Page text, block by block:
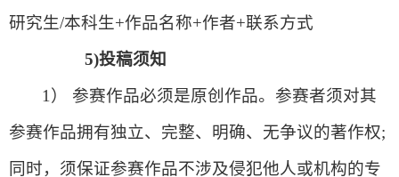
研究生/本科生+作品名称+作者+联系方式
5)投稿须知
1） 参赛作品必须是原创作品。参赛者须对其
参赛作品拥有独立、完整、明确、无争议的著作权;
同时，须保证参赛作品不涉及侵犯他人或机构的专